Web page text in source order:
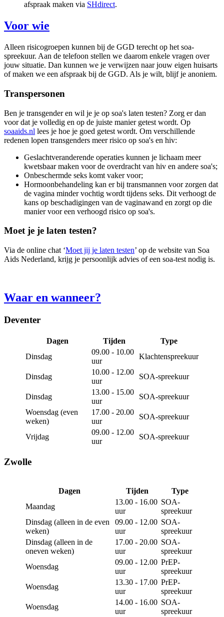
afspraak maken via SHdirect.
Voor wie
Alleen risicogroepen kunnen bij de GGD terecht op het soa-
spreekuur. Aan de telefoon stellen we daarom enkele vragen over
jouw situatie. Dan kunnen we je verwijzen naar jouw eigen huisarts
of maken we een afspraak bij de GGD. Als je wilt, blijf je anoniem.
Transpersonen
Ben je transgender en wil je je op soa's laten testen? Zorg er dan
voor dat je volledig en op de juiste manier getest wordt. Op
soaaids.nl lees je hoe je goed getest wordt. Om verschillende
redenen lopen transgenders meer risico op soa's en hiv:
Geslachtveranderende operaties kunnen je lichaam meer
kwetsbaar maken voor de overdracht van hiv en andere soa's;
Onbeschermde seks komt vaker voor;
Hormoonbehandeling kan er bij transmannen voor zorgen dat
de vagina minder vochtig wordt tijdens seks. Dit verhoogt de
kans op beschadigingen van de vaginawand en zorgt op die
manier voor een verhoogd risico op soa's.
Moet je je laten testen?
Via de online chat ‘Moet jij je laten testen’ op de website van Soa
Aids Nederland, krijg je persoonlijk advies of een soa-test nodig is.
Waar en wanneer?
Deventer
Dagen Tijden
Type
Dinsdag
09.00 - 10.00
uur
Klachtenspreekuur
Dinsdag
10.00 - 12.00
uur
SOA-spreekuur
Dinsdag
13.00 - 15.00
uur
SOA-spreekuur
Woensdag (even
weken)
17.00 - 20.00
uur
SOA-spreekuur
Vrijdag
09.00 - 12.00
uur
SOA-spreekuur
Zwolle
Dagen Tijden
Type
Maandag
13.00 - 16.00
uur
SOA-
spreekuur
Dinsdag (alleen in de even
weken)
09.00 - 12.00
uur
SOA-
spreekuur
Dinsdag (alleen in de
oneven weken)
17.00 - 20.00
uur
SOA-
spreekuur
Woensdag
09.00 - 12.00
uur
PrEP-
spreekuur
Woensdag
13.30 - 17.00
uur
PrEP-
spreekuur
Woensdag
14.00 - 16.00
uur
SOA-
spreekuur